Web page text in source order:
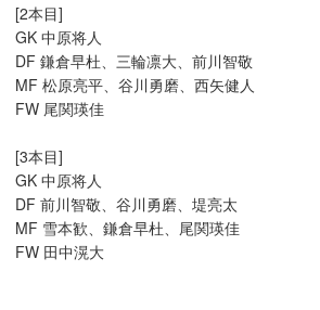
[2本目]
GK 中原将人
DF 鎌倉早杜、三輪凛大、前川智敬
MF 松原亮平、谷川勇磨、西矢健人
FW 尾関瑛佳
[3本目]
GK 中原将人
DF 前川智敬、谷川勇磨、堤亮太
MF 雪本歓、鎌倉早杜、尾関瑛佳
FW 田中滉大